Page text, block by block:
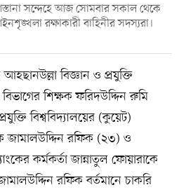
সন্দেহে আজ সোমবার সকাল থেকে
রক্ষাকারী বাহিনীর সদস্যরা।
বিজ্ঞান ও প্রযুক্তি
বিভাগের শিক্ষক ফরিদউদ্দিন রুমি
বিশ্ববিদ্যালয়ের (কুয়েট)
জামালউদ্দিন রফিক (২৩) ও
কর্মকর্তা জান্নাতুল ফোয়ারাকে
রফিক বর্তমানে চাকরি